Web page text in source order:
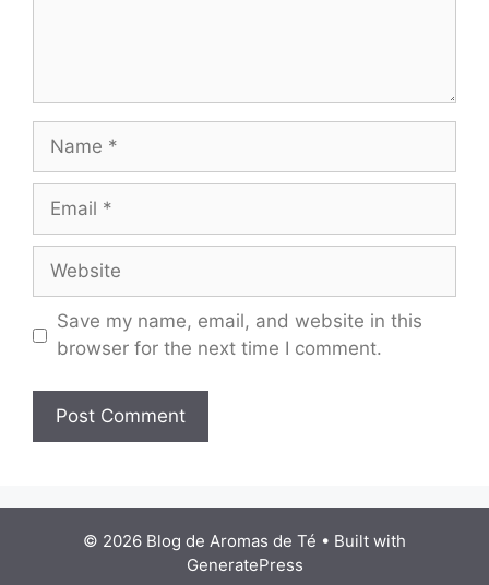
Name
Email
Website
Save my name, email, and website in this
browser for the next time I comment.
© 2026 Blog de Aromas de Té • Built with
GeneratePress